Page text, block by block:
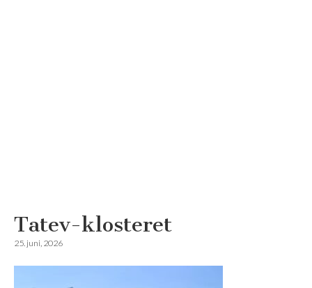
Reisemagazinet
Tatev-klosteret
25. juni, 2026